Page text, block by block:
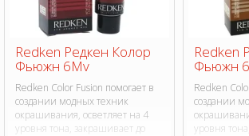
Redken Редкен Колор
Фьюжн 6Mv
Redken Color Fusion помогает в
создании модных техник
окрашивания, осветляет на 4
уровня тона, закрашивает до
Redken
Фьюжн
Redken
создании
уровня